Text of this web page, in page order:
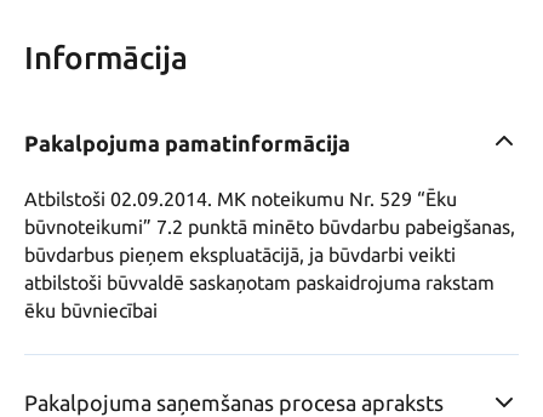
Informācija
Pakalpojuma pamatinformācija
Atbilstoši 02.09.2014. MK noteikumu Nr. 529 “Ēku
būvnoteikumi” 7.2 punktā minēto būvdarbu pabeigšanas,
būvdarbus pieņem ekspluatācijā, ja būvdarbi veikti
atbilstoši būvvaldē saskaņotam paskaidrojuma rakstam
ēku būvniecībai
Pakalpojuma saņemšanas procesa apraksts